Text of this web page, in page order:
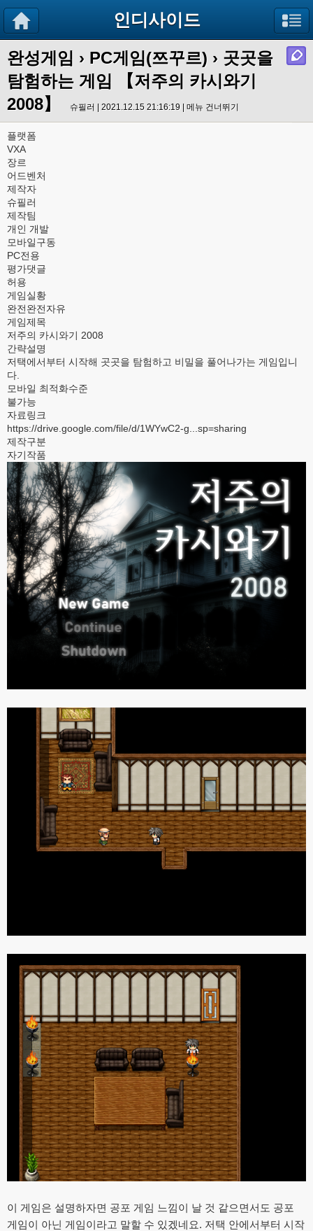
인디사이드
완성게임 › PC게임(쯔꾸르) › 곳곳을
탐험하는 게임 【저주의 카시와기
2008】
슈필러 | 2021.12.15 21:16:19 | 메뉴 건너뛰기
플랫폼
VXA
장르
어드벤처
제작자
슈필러
제작팀
개인 개발
모바일구동
PC전용
평가댓글
허용
게임실황
완전완전자유
게임제목
저주의 카시와기 2008
간략설명
저택에서부터 시작해 곳곳을 탐험하고 비밀을 풀어나가는 게임입니
다.
모바일 최적화수준
불가능
자료링크
https://drive.google.com/file/d/1WYwC2-g...sp=sharing
제작구분
자기작품
이 게임은 설명하자면 공포 게임 느낌이 날 것 같으면서도 공포
게임이 아닌 게임이라고 말할 수 있겠네요. 저택 안에서부터 시작